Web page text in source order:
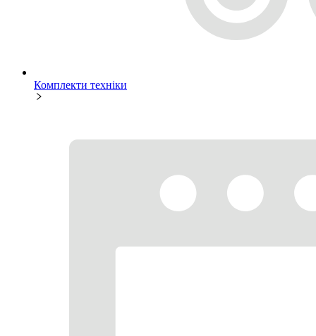
Комплекти техніки